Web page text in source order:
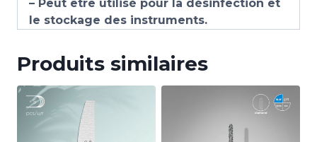
– Peut être utilisé pour la désinfection et
le stockage des instruments.
Produits similaires